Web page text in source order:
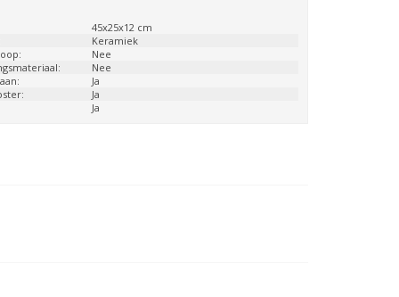
45x25x12 cm
Keramiek
Nee
Nee
Ja
Ja
Ja